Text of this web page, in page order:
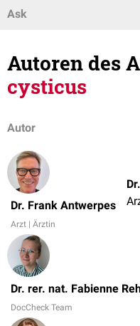
Ask
Autoren des
cysticus
Autor
Dr. Frank Antwerpes
Arzt | Ärztin
Dr. rer. nat. Fabienne
DocCheck Team